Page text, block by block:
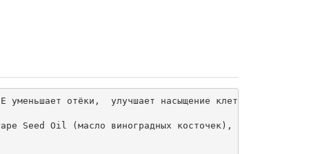
отёки,  улучшает насыщение клеток
Seed Oil (масло виноградных косточек),